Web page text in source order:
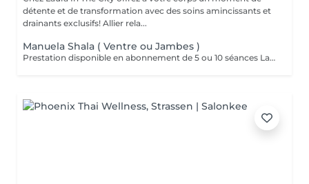
détente et de transformation avec des soins amincissants et
drainants exclusifs! Allier rela...
Manuela Shala ( Ventre ou Jambes )
Prestation disponible en abonnement de 5 ou 10 séances La méthode Manuela Shala pour le ventre est un drainage lymphatique spécifique qui vise à affiner la silhouette, dégonfler et détoxifier cette zone. Il s'agit d'un massage rythmé de 50 minutes, utilisant des mouvements précis pour stimuler la circulation lymphatique, éliminer les toxines et réduire la rétention d'eau. Bénéfices pour le ventre : -Dégonflement et réduction de la rétention d'eau -Ventre plus plat et silhouette affinée -Élimination des toxines -Amélioration du transit, soulagement des gaz et ballonnements -Action sur la constipation -Soulagement des tensions liées au stress -Peut améliorer la qualité de la peau et aider après une grossesse ou des changements de poids La méthode Manuela Shala pour les jambes est un drainage lymphatique et un massage modelant manuel, principalement axé sur la réduction de la rétention d'eau, la cellulite, et le gonflement, pour obtenir des jambes plus légères et affinées. Ce soin, qui combine des techniques de drainage lymphatique avec des mouvements manuels profonds, vise à stimuler la circulation sanguine et lymphatique pour détoxifier, tonifier et remodeler la silhouette. Objectifs et bienfaits pour les jambes: -Réduction des gonflements et de la rétention d'eau : Le massage aide à éliminer l'excès de liquide. -Légèreté et confort : Il procure une sensation de légèreté immédiate dans les jambes. -Affinage et remodelage : La méthode traite la cellulite, l'aspect « peau d'orange », et aide à remodeler le contour des jambes. -Amélioration de la peau : Il raffermit la peau, la rendant plus lisse et tonique. -Stimulation de la circulation : Il améliore la circulation sanguine et lymphatique, ce qui aide à mieux oxygéner les tissus.